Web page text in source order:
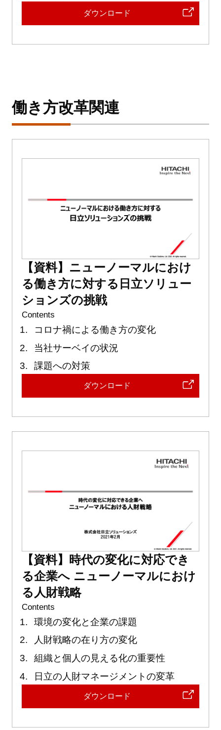
ダウンロード
働き方改革関連
【資料】ニューノーマルにおけ
る働き方に対する日立ソリュー
ションズの挑戦
Contents
コロナ禍による働き方の変化
当社サーベイの状況
課題への対策
ダウンロード
【資料】時代の変化に対応でき
る企業へ ニューノーマルにおけ
る人財戦略
Contents
環境の変化と企業の課題
人財戦略の在り方の変化
組織と個人の見える化の重要性
日立の人財マネージメントの変革
ダウンロード